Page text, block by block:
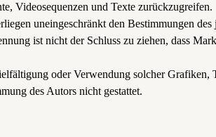
Videosequenzen und Texte zurückzugreifen.
uneingeschränkt den Bestimmungen
ist nicht der Schluss zu ziehen, dass
oder Verwendung solcher Grafiken,
des Autors nicht gestattet.